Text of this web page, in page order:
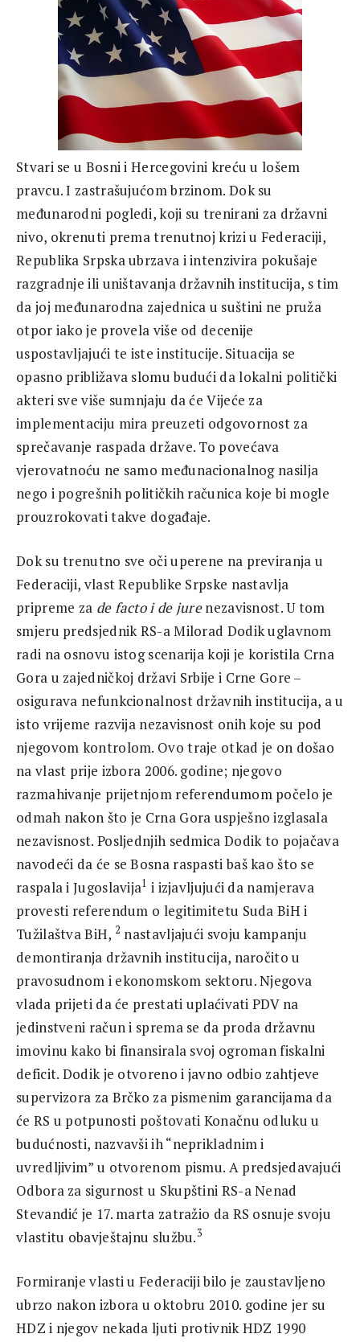
Stvari se u Bosni i Hercegovini kreću u lošem
pravcu. I zastrašujućom brzinom. Dok su
međunarodni pogledi, koji su trenirani za državni
nivo, okrenuti prema trenutnoj krizi u Federaciji,
Republika Srpska ubrzava i intenzivira pokušaje
razgradnje ili uništavanja državnih institucija, s tim
da joj međunarodna zajednica u suštini ne pruža
otpor iako je provela više od decenije
uspostavljajući te iste institucije. Situacija se
opasno približava slomu budući da lokalni politički
akteri sve više sumnjaju da će Vijeće za
implementaciju mira preuzeti odgovornost za
sprečavanje raspada države. To povećava
vjerovatnoću ne samo međunacionalnog nasilja
nego i pogrešnih političkih računica koje bi mogle
prouzrokovati takve događaje.
Dok su trenutno sve oči uperene na previranja u
Federaciji, vlast Republike Srpske nastavlja
pripreme za de facto i de jurenezavisnost. U tom
smjeru predsjednik RS-a Milorad Dodik uglavnom
radi na osnovu istog scenarija koji je koristila Crna
Gora u zajedničkoj državi Srbije i Crne Gore –
osigurava nefunkcionalnost državnih institucija, a u
isto vrijeme razvija nezavisnost onih koje su pod
njegovom kontrolom. Ovo traje otkad je on došao
na vlast prije izbora 2006. godine; njegovo
razmahivanje prijetnjom referendumom počelo je
odmah nakon što je Crna Gora uspješno izglasala
nezavisnost. Posljednjih sedmica Dodik to pojačava
navodeći da će se Bosna raspasti baš kao što se
raspala i Jugoslavija1 i izjavljujući da namjerava
provesti referendum o legitimitetu Suda BiH i
Tužilaštva BiH, 2 nastavljajući svoju kampanju
demontiranja državnih institucija, naročito u
pravosudnom i ekonomskom sektoru. Njegova
vlada prijeti da će prestati uplaćivati PDV na
jedinstveni račun i sprema se da proda državnu
imovinu kako bi finansirala svoj ogroman fiskalni
deficit. Dodik je otvoreno i javno odbio zahtjeve
supervizora za Brčko za pismenim garancijama da
će RS u potpunosti poštovati Konačnu odluku u
budućnosti, nazvavši ih “neprikladnim i
uvredljivim” u otvorenom pismu. A predsjedavajući
Odbora za sigurnost u Skupštini RS-a Nenad
Stevandić je 17. marta zatražio da RS osnuje svoju
vlastitu obavještajnu službu.3
Formiranje vlasti u Federaciji bilo je zaustavljeno
ubrzo nakon izbora u oktobru 2010. godine jer su
HDZ i njegov nekada ljuti protivnik HDZ 1990